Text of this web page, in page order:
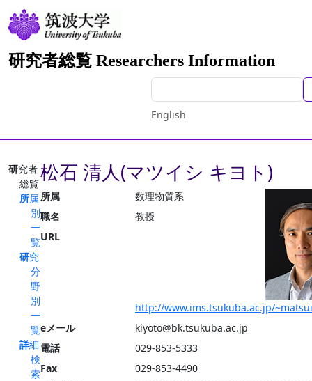
研究者総覧 Researchers Information
English
研究者
総覧
所属
別
一
覧
研究
分
野
別
一
覧
詳細
検
索
松石 清人(マツイシ キヨト)
所属
数理物質系
職名
教授
URL
http://www.ims.tsukuba.ac.jp/
eメール
kiyoto@bk.tsukuba.ac.jp
電話
029-853-5333
Fax
029-853-4490